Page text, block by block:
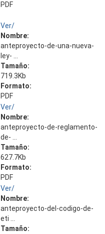
PDF
Ver/
Nombre:
anteproyecto-de-una-nueva-
ley- ...
Tamaño:
719.3Kb
Formato:
PDF
Ver/
Nombre:
anteproyecto-de-reglamento-
de- ...
Tamaño:
627.7Kb
Formato:
PDF
Ver/
Nombre:
anteproyecto-del-codigo-de-
eti ...
Tamaño: